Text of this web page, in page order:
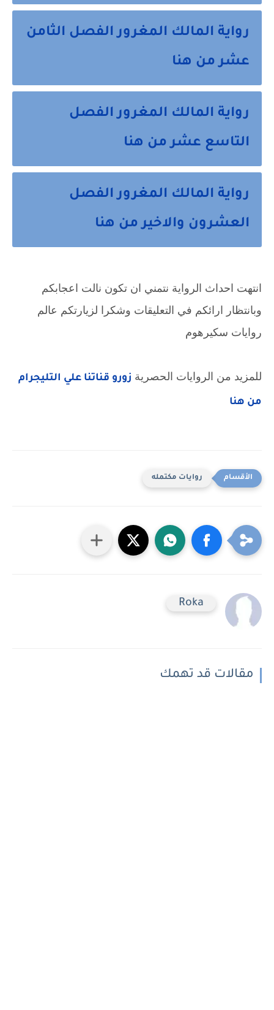
رواية المالك المغرور الفصل الثامن
عشر من هنا
رواية المالك المغرور الفصل
التاسع عشر من هنا
رواية المالك المغرور الفصل
العشرون والاخير من هنا
انتهت احداث الرواية نتمني ان تكون نالت اعجابكم
وبانتظار ارائكم في التعليقات وشكرا لزيارتكم عالم
روايات سكيرهوم
للمزيد من الروايات الحصرية زورو قناتنا علي التليجرام
من هنا
روايات مكتمله
Roka
مقالات قد تهمك